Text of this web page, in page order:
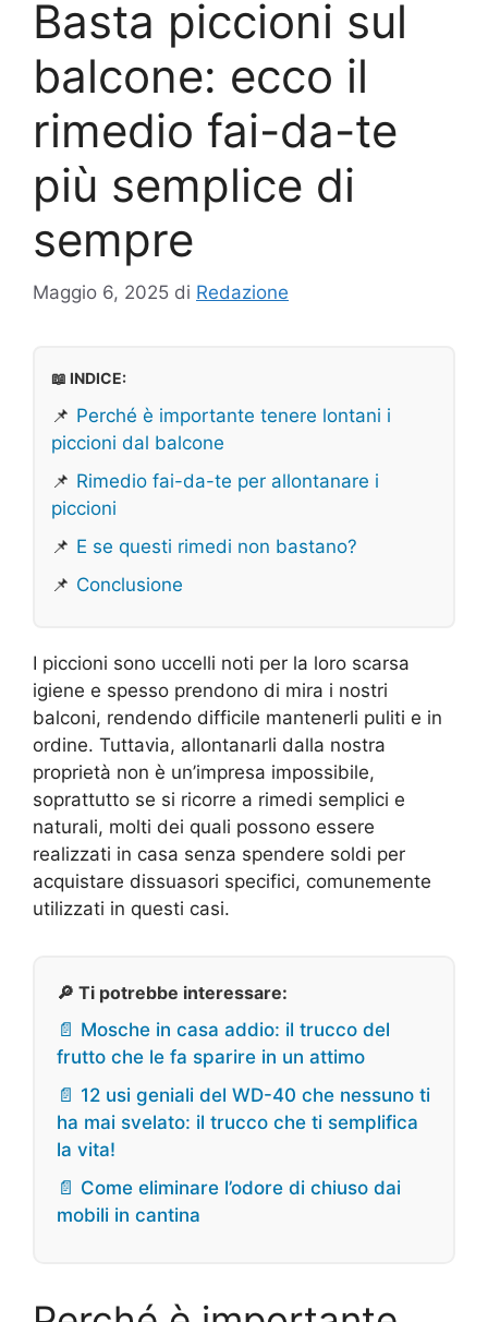
Basta piccioni sul
balcone: ecco il
rimedio fai-da-te
più semplice di
sempre
Maggio 6, 2025 di Redazione
📖 INDICE:
📌 Perché è importante tenere lontani i
piccioni dal balcone
📌 Rimedio fai-da-te per allontanare i
piccioni
📌 E se questi rimedi non bastano?
📌 Conclusione
I piccioni sono uccelli noti per la loro scarsa
igiene e spesso prendono di mira i nostri
balconi, rendendo difficile mantenerli puliti e in
ordine. Tuttavia, allontanarli dalla nostra
proprietà non è un’impresa impossibile,
soprattutto se si ricorre a rimedi semplici e
naturali, molti dei quali possono essere
realizzati in casa senza spendere soldi per
acquistare dissuasori specifici, comunemente
utilizzati in questi casi.
🔎 Ti potrebbe interessare:
📄 Mosche in casa addio: il trucco del
frutto che le fa sparire in un attimo
📄 12 usi geniali del WD-40 che nessuno ti
ha mai svelato: il trucco che ti semplifica
la vita!
📄 Come eliminare l’odore di chiuso dai
mobili in cantina